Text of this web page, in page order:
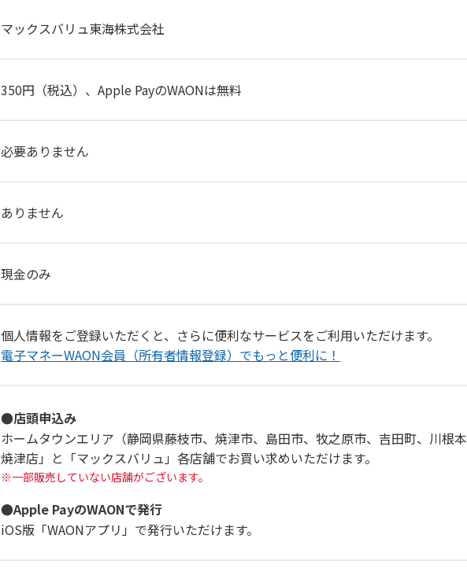
マックスバリュ東海株式会社
350円（税込）、Apple PayのWAONは無料
必要ありません
ありません
現金のみ
個人情報をご登録いただくと、さらに便利なサービスをご利用いただけます。
電子マネーWAON会員（所有者情報登録）でもっと便利に！
●店頭申込み
ホームタウンエリア（静岡県藤枝市、焼津市、島田市、牧之原市、吉田町、川根
焼津店」と「マックスバリュ」各店舗でお買い求めいただけます。
一部販売していない店舗がございます。
●Apple PayのWAONで発行
iOS版「WAONアプリ」で発行いただけます。